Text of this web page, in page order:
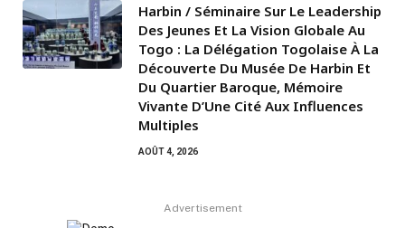
Harbin / Séminaire Sur Le Leadership
Des Jeunes Et La Vision Globale Au
Togo : La Délégation Togolaise À La
Découverte Du Musée De Harbin Et
Du Quartier Baroque, Mémoire
Vivante D’Une Cité Aux Influences
Multiples
AOÛT 4, 2026
Advertisement